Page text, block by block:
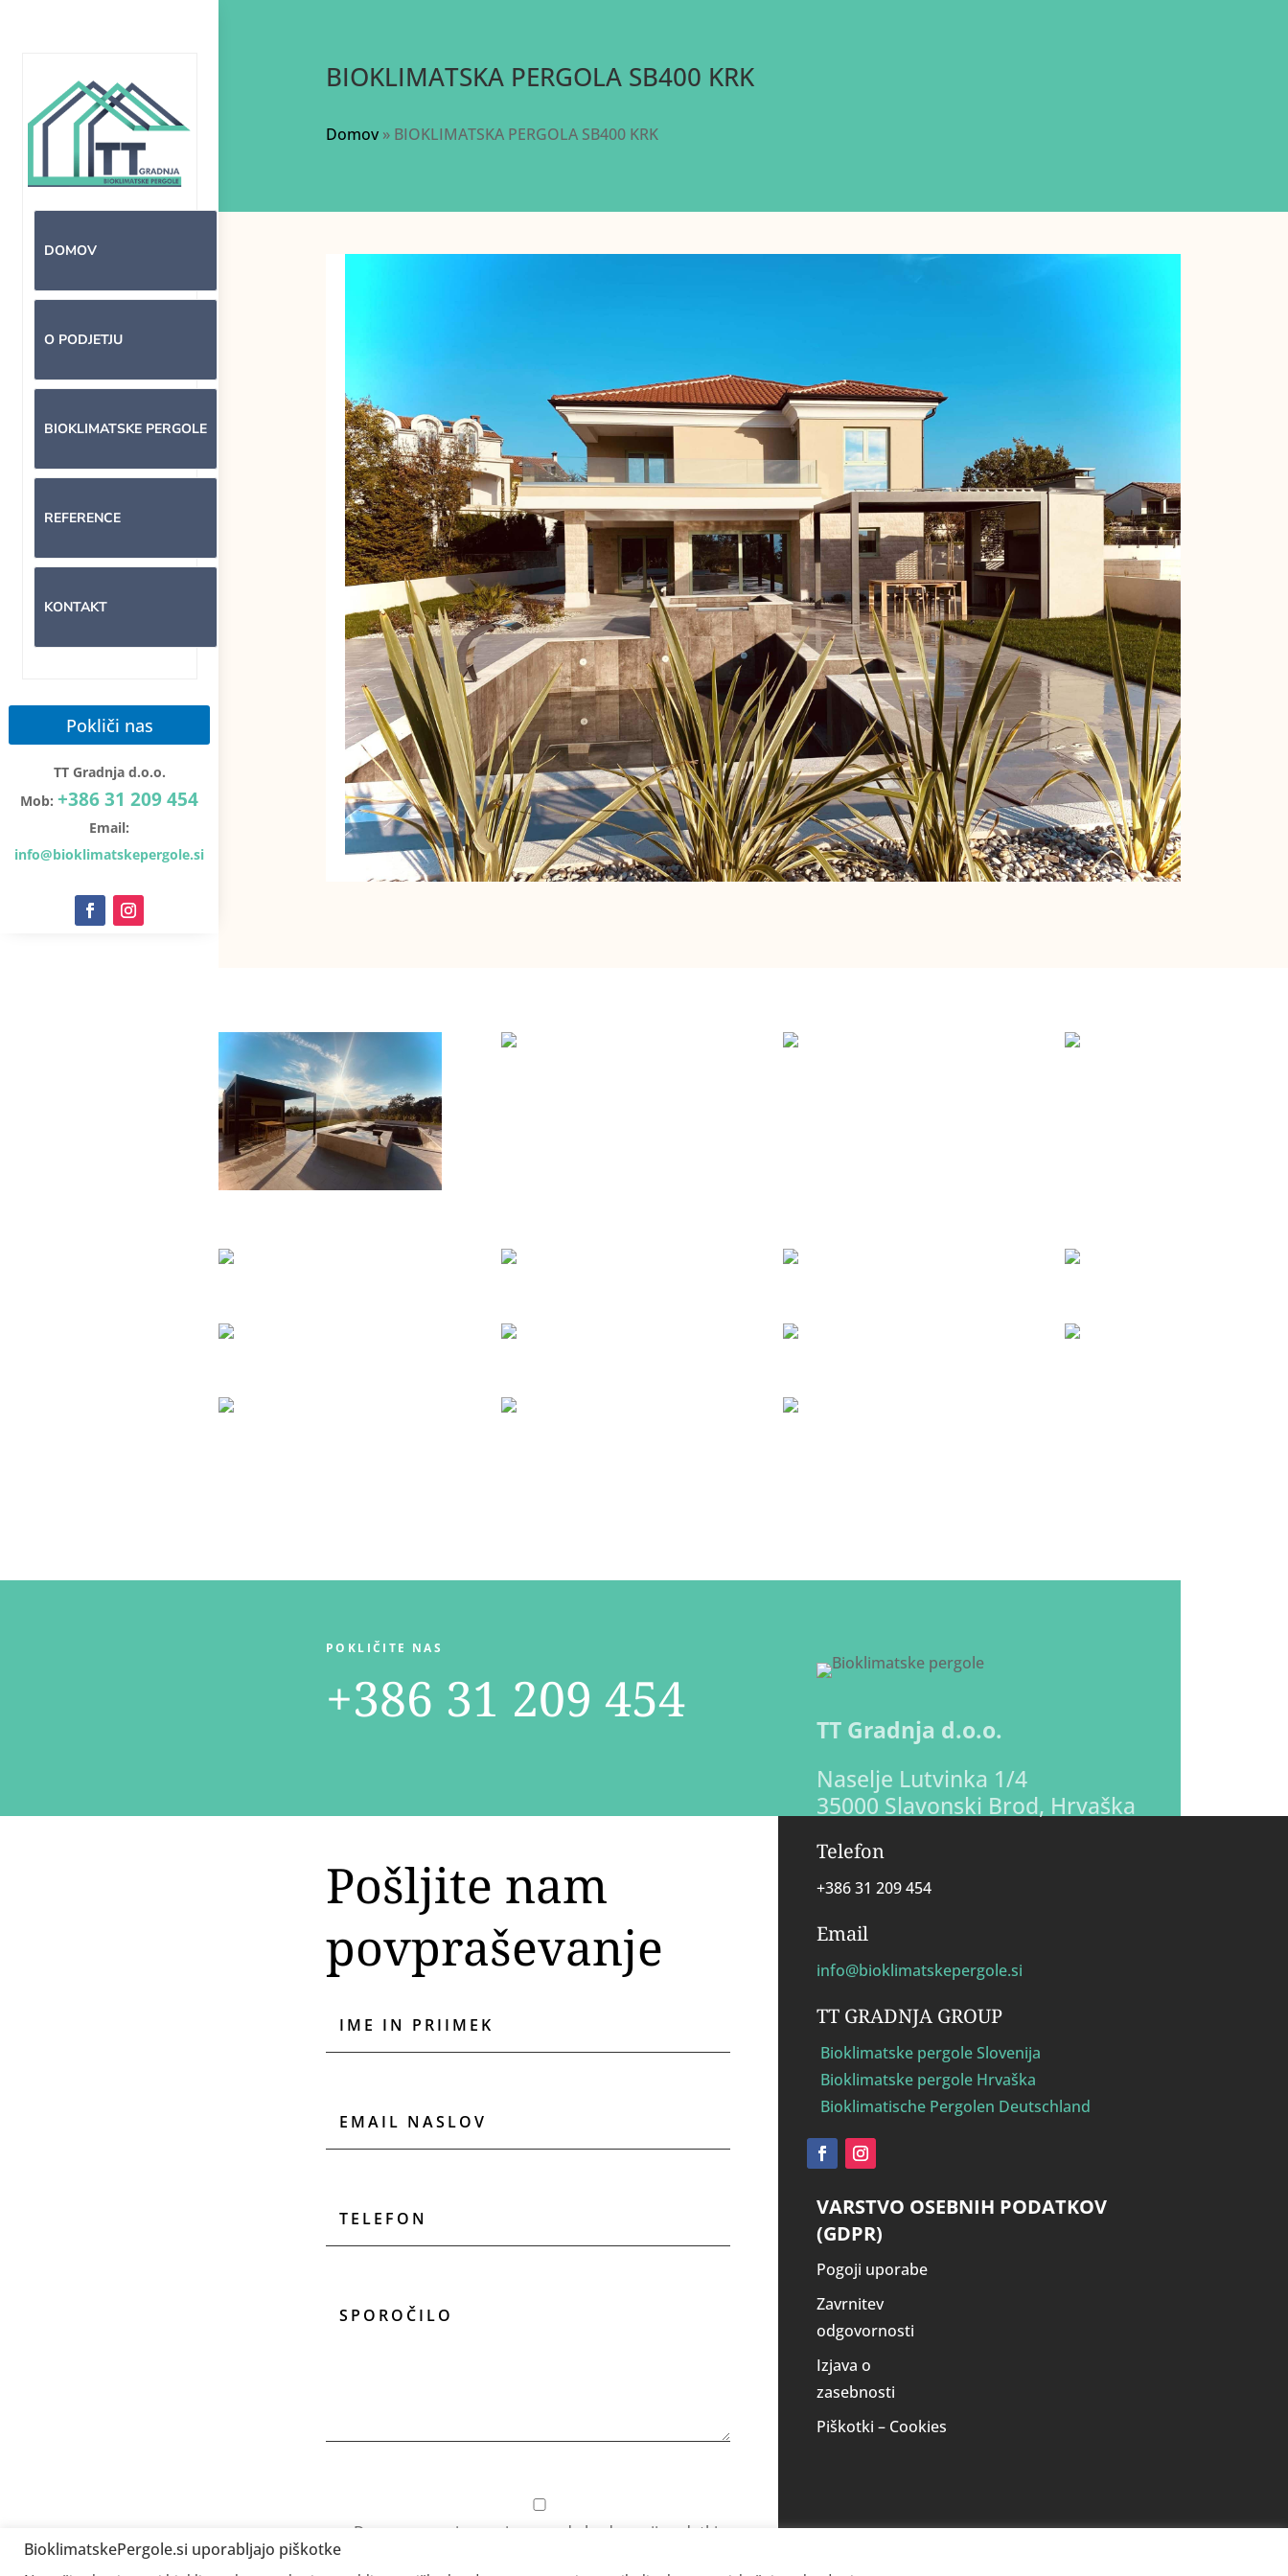
DOMOV
O PODJETJU
BIOKLIMATSKE PERGOLE
REFERENCE
KONTAKT
Pokliči nas
TT Gradnja d.o.o.
Mob: +386 31 209 454
Email:
info@bioklimatskepergole.si
BIOKLIMATSKA PERGOLA SB400 KRK
Domov » BIOKLIMATSKA PERGOLA SB400 KRK
POKLIČITE NAS
+386 31 209 454
Pošljite nam
povpraševanje
Da, razumem in sprejemam, da bodo moji podatki
TT Gradnja d.o.o.
Naselje Lutvinka 1/4
35000 Slavonski Brod, Hrvaška
Telefon
+386 31 209 454
Email
info@bioklimatskepergole.si
TT GRADNJA GROUP
Bioklimatske pergole Slovenija
Bioklimatske pergole Hrvaška
Bioklimatische Pergolen Deutschland
VARSTVO OSEBNIH PODATKOV
(GDPR)
Pogoji uporabe
Zavrnitev
odgovornosti
Izjava o
zasebnosti
Piškotki – Cookies
BioklimatskePergole.si uporabljajo piškotke